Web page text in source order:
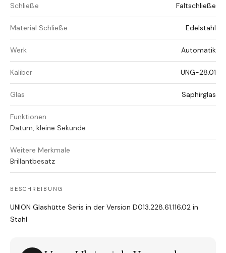
Schließe Faltschließe
Material Schließe Edelstahl
Werk Automatik
Kaliber UNG-28.01
Glas Saphirglas
Funktionen
Datum, kleine Sekunde
Weitere Merkmale
Brillantbesatz
BESCHREIBUNG
UNION Glashütte Seris in der Version D013.228.61.116.02 in
Stahl